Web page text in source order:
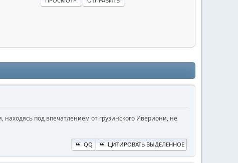
под впечатлением от грузинского Ивериони, не
QQ ЦИТИРОВАТЬ ВЫДЕЛЕННОЕ